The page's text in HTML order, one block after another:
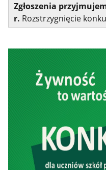
Zgłoszenia
r. Rozstrzygnięcie